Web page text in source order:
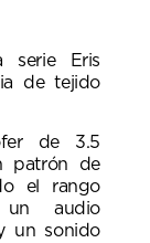
serie Eris
de tejido
de 3.5
patrón de
el rango
un audio
un sonido